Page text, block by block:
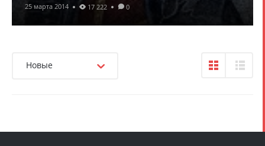
25 марта 2014 17 222 0
Новые